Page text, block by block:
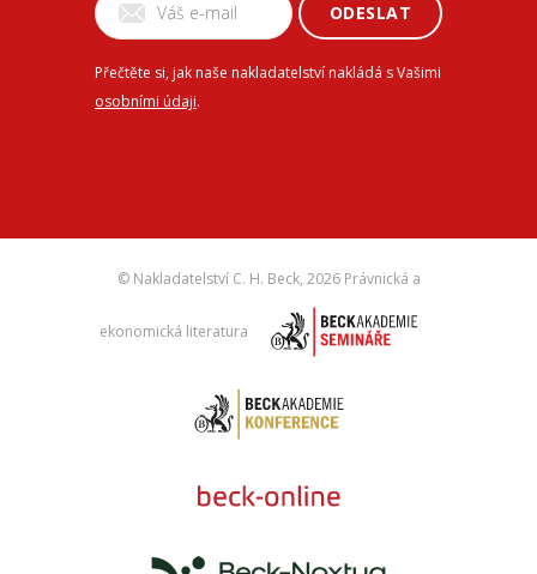
ODESLAT
Přečtěte si, jak naše nakladatelství nakládá s Vašimi
osobními údaji.
© Nakladatelství C. H. Beck, 2026 Právnická a
ekonomická literatura